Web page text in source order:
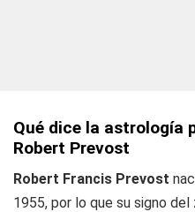
Qué dice la astrología
Robert Prevost
Robert Francis Prevost
1955, por lo que su signo